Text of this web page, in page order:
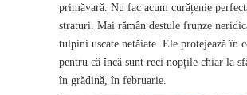
primăvară. Nu fac acum curățenie
straturi. Mai rămân destule frunze
tulpini uscate netăiate. Ele protejează în
pentru că încă sunt reci nopțile chiar la
în grădină, în februarie.